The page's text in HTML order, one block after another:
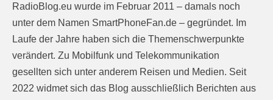
RadioBlog.eu wurde im Februar 2011 – damals noch
unter dem Namen SmartPhoneFan.de – gegründet. Im
Laufe der Jahre haben sich die Themenschwerpunkte
verändert. Zu Mobilfunk und Telekommunikation
gesellten sich unter anderem Reisen und Medien. Seit
2022 widmet sich das Blog ausschließlich Berichten aus